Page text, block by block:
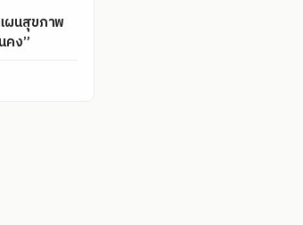
ผนสุขภาพ
คง”